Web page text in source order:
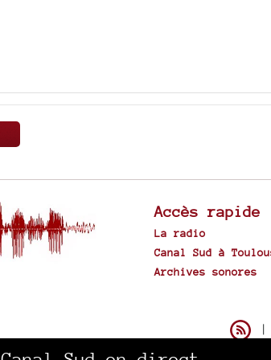
Accès rapide
La radio
Canal Sud à
Archives sonores
|